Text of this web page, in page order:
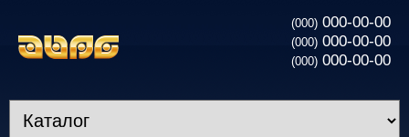
(000) 000-00-00
(000) 000-00-00
(000) 000-00-00